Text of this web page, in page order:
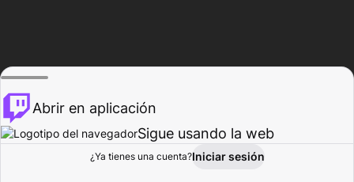
Explorar Actividad
Abrir en aplicación
Sigue usando la web
¿Ya tienes una cuenta?Iniciar sesión